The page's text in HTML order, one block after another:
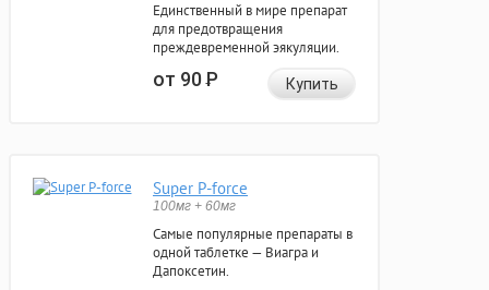
Единственный в мире препарат
для предотвращения
преждевременной эякуляции.
от 90Р Купить
Super P-force
100мг + 60мг
Самые популярные препараты в
одной таблетке — Виагра и
Дапоксетин.